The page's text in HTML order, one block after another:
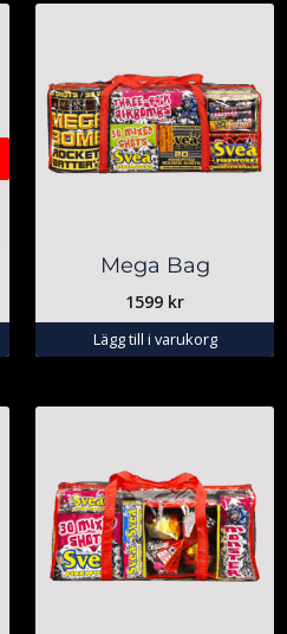
Mega Bag
1599 kr
Lägg till i varukorg